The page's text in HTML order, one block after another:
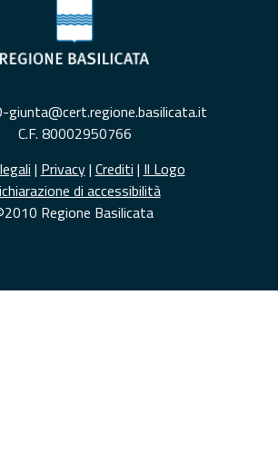
giunta@cert.regione.basilicata.it
C.F. 80002950766
| Privacy| Crediti | Il Logo
di accessibilità
Regione Basilicata